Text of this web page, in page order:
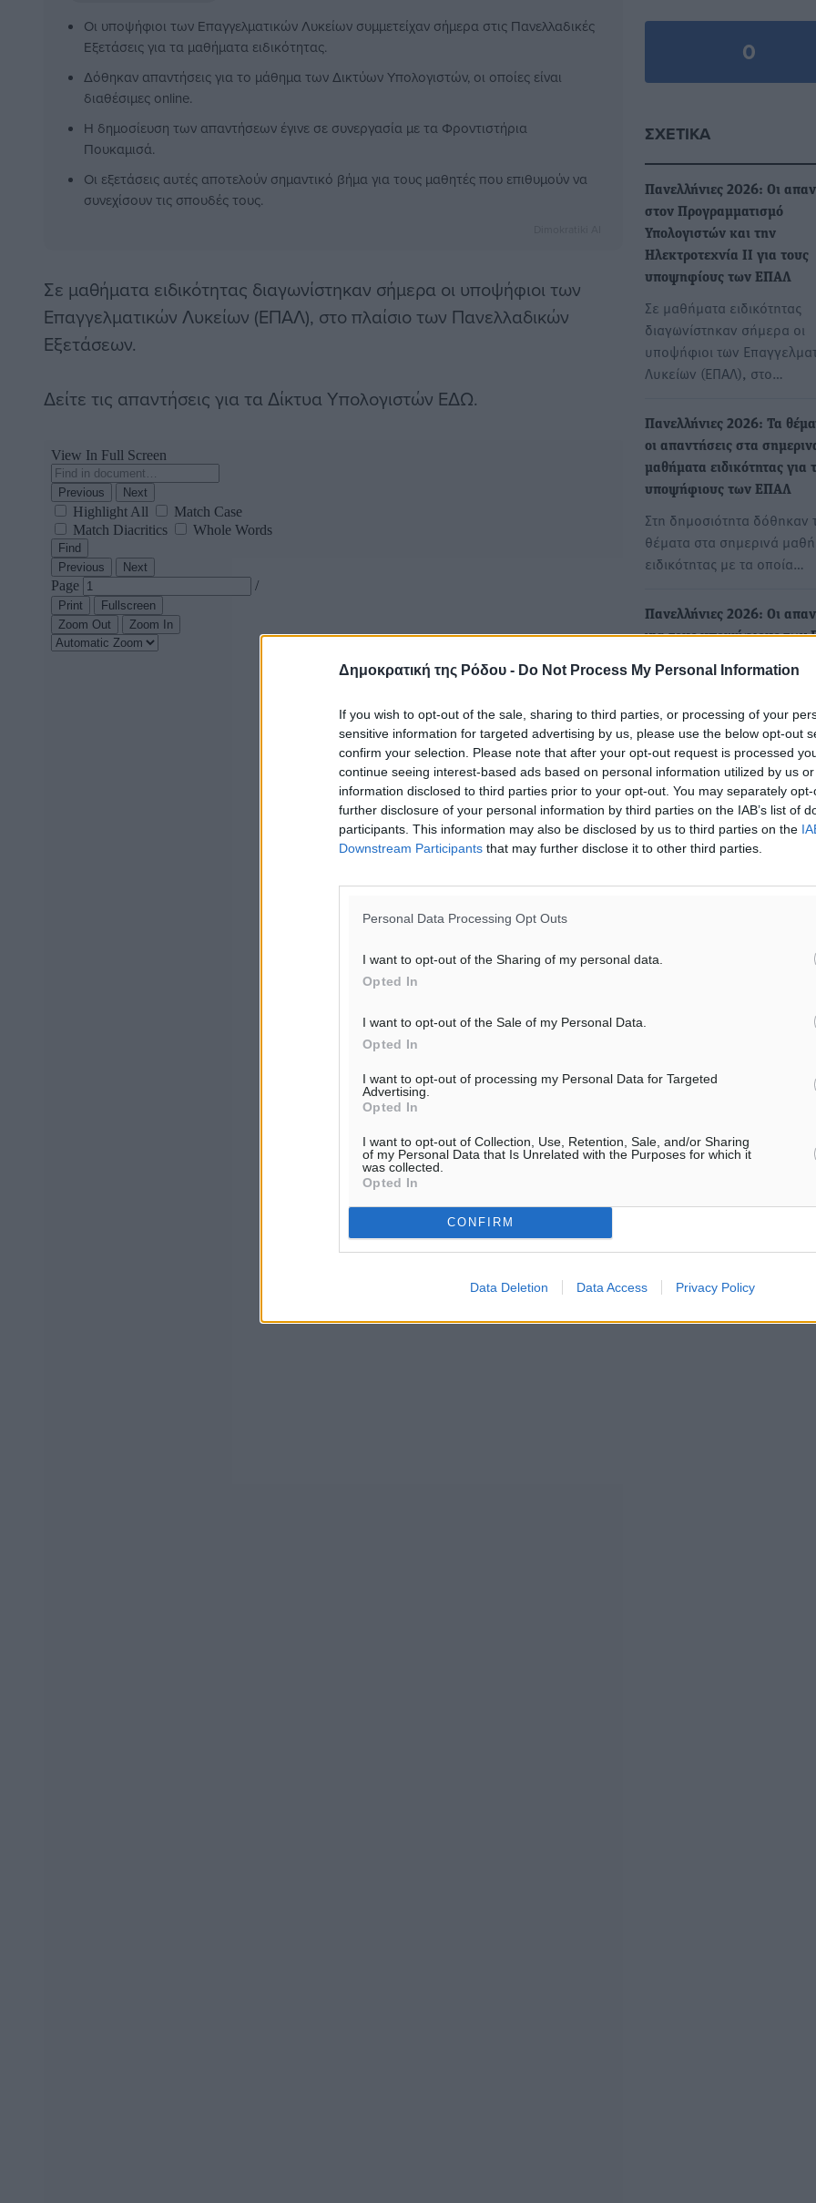
Δημοκρατική της Ρόδου - Do Not Process My Personal Information
If you wish to opt-out of the sale, sharing to third parties, or processing of your
sensitive information for targeted advertising by us, please use the below opt-out
confirm your selection. Please note that after your opt-out request is processed
continue seeing interest-based ads based on personal information utilized by us
information disclosed to third parties prior to your opt-out. You may separately
further disclosure of your personal information by third parties on the IAB’s list of
participants. This information may also be disclosed by us to third parties on the
Downstream Participants that may further disclose it to other third parties.
Personal Data Processing Opt Outs
I want to opt-out of the Sharing of my personal data.
Opted In
I want to opt-out of the Sale of my Personal Data.
Opted In
I want to opt-out of processing my Personal Data for Targeted
Advertising.
Opted In
I want to opt-out of Collection, Use, Retention, Sale, and/or Sharing
of my Personal Data that Is Unrelated with the Purposes for which it
was collected.
Opted In
CONFIRM
Data Deletion Data Access Privacy Policy
Οι υποψήφιοι των Επαγγελματικών Λυκείων συμμετείχαν σήμερα στις Πανελλαδικές
Εξετάσεις για τα μαθήματα ειδικότητας.
Δόθηκαν απαντήσεις για το μάθημα των Δικτύων Υπολογιστών, οι οποίες είναι
διαθέσιμες online.
Η δημοσίευση των απαντήσεων έγινε σε συνεργασία με τα Φροντιστήρια
Πουκαμισά.
Οι εξετάσεις αυτές αποτελούν σημαντικό βήμα για τους μαθητές που επιθυμούν να
συνεχίσουν τις σπουδές τους.
Σε μαθήματα ειδικότητας διαγωνίστηκαν σήμερα οι υποψήφιοι των
Επαγγελματικών Λυκείων (ΕΠΑΛ), στο πλαίσιο των Πανελλαδικών
Εξετάσεων.
Δείτε τις απαντήσεις για τα Δίκτυα Υπολογιστών ΕΔΩ.
0
ΣΧΕΤΙΚΆ
Πανελλήνιες 2026: Οι
στον Προγραμματισμό
Υπολογιστών και την
Ηλεκτροτεχνία ΙΙ για τους
υποψηφίους των ΕΠΑΛ
Σε μαθήματα ειδικότητας
διαγωνίστηκαν σήμερα οι
υποψήφιοι των
Λυκείων (ΕΠΑΛ), στο…
Πανελλήνιες 2026: Τα
οι απαντήσεις στα
μαθήματα ειδικότητας για
υποψήφιους των ΕΠΑΛ
Στη δημοσιότητα δόθηκαν
θέματα στα σημερινά
ειδικότητας με τα οποία…
Πανελλήνιες 2026: Οι
για τους υποψήφιους των
Στα τελευταία μαθήματα
για τις Πανελλαδικές
υποψήφιοι…
Πανελλήνιες 2026: Οι
για τους υποψηφίους των
Με μαθήματα ειδικότητας
συνεχίστηκαν σήμερα,